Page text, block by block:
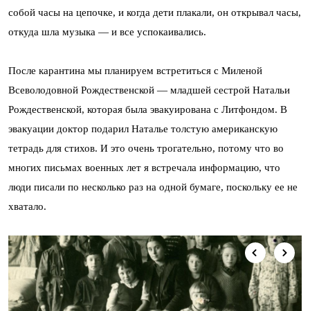
собой часы на цепочке, и когда дети плакали, он открывал часы,
откуда шла музыка — и все успокаивались.
После карантина мы планируем встретиться с Миленой
Всеволодовной Рождественской — младшей сестрой Натальи
Рождественской, которая была эвакуирована с Литфондом. В
эвакуации доктор подарил Наталье толстую американскую
тетрадь для стихов. И это очень трогательно, потому что во
многих письмах военных лет я встречала информацию, что
люди писали по несколько раз на одной бумаге, поскольку ее не
хватало.